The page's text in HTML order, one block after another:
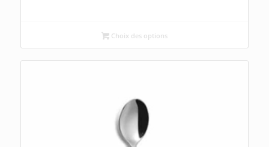
Choix des options